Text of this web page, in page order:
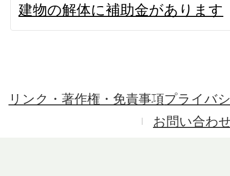
建物の解体に補助金があります
リンク・著作権・免責事項プライバ
お問い合わ